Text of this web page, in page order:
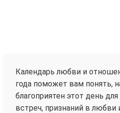
Календарь любви и
года поможет вам понять,
благоприятен этот день
встреч, признаний в любви